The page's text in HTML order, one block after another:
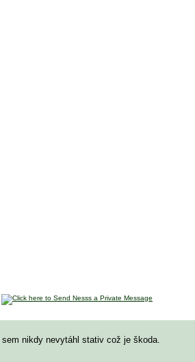
nikdy nevytáhl stativ což je škoda.